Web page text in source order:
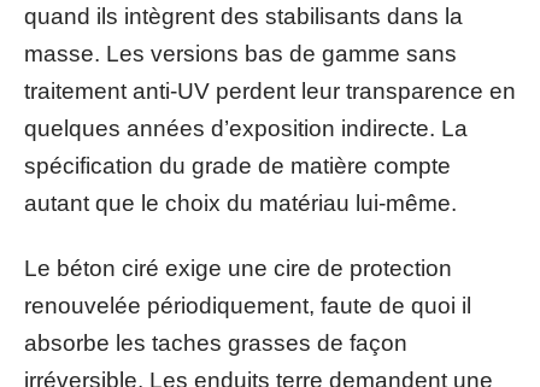
quand ils intègrent des stabilisants dans la
masse. Les versions bas de gamme sans
traitement anti-UV perdent leur transparence en
quelques années d’exposition indirecte. La
spécification du grade de matière compte
autant que le choix du matériau lui-même.
Le béton ciré exige une cire de protection
renouvelée périodiquement, faute de quoi il
absorbe les taches grasses de façon
irréversible. Les enduits terre demandent une